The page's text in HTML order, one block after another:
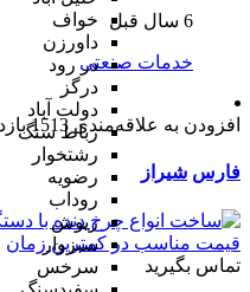
خواف
داورزن
در رود
درگز
دولت آباد
رباط سنگ
رشتخوار
رضویه
روداب
ریوش
سبزوار
سرخس
6 سال قبل
خدمات صنعتی
افزودن به علاقه‌مندی 1513 بازدید
فارس شیراز
تماس بگیرید